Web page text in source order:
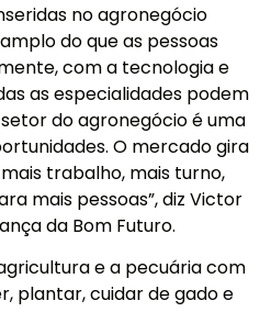
no agronegócio
do que as pessoas
com a tecnologia e
as especialidades podem
setor do agronegócio é uma
O mercado gira
trabalho, mais turno,
mais pessoas”, diz Victor
da Bom Futuro.
e a pecuária com
plantar, cuidar de gado e